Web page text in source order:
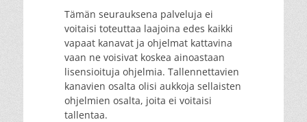
Tämän seurauksena palveluja ei
voitaisi toteuttaa laajoina edes kaikki
vapaat kanavat ja ohjelmat kattavina
vaan ne voisivat koskea ainoastaan
lisensioituja ohjelmia. Tallennettavien
kanavien osalta olisi aukkoja sellaisten
ohjelmien osalta, joita ei voitaisi
tallentaa.